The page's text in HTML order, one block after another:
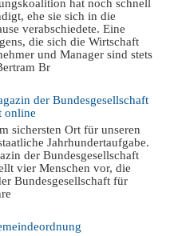
hat noch schnell
ehe sie sich in die
verabschiedete. Eine
die sich die Wirtschaft
und Manager sind stets
Br
der Bundesgesellschaft
online
sichersten Ort für unseren
Jahrhundertaufgabe.
der Bundesgesellschaft
vier Menschen vor, die
Bundesgesellschaft für